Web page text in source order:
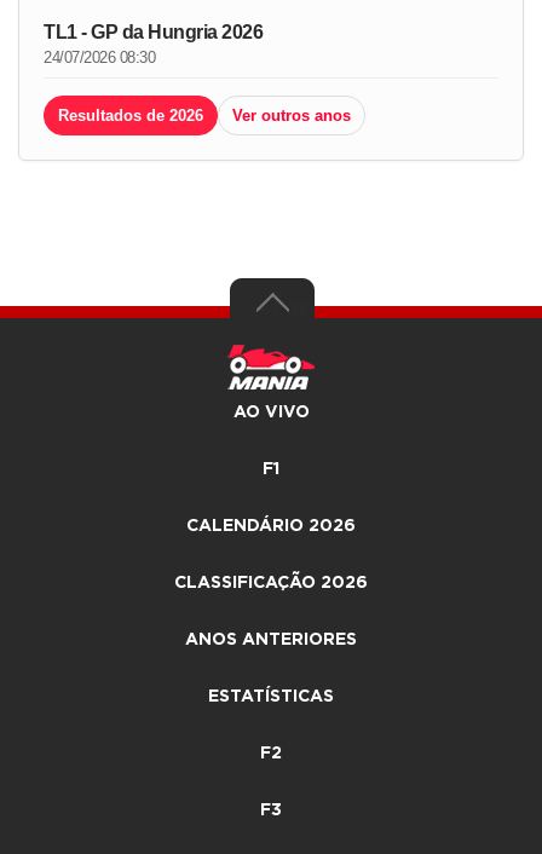
TL1 - GP da Hungria 2026
24/07/2026 08:30
Resultados de 2026 Ver outros anos
AO VIVO
F1
CALENDÁRIO 2026
CLASSIFICAÇÃO 2026
ANOS ANTERIORES
ESTATÍSTICAS
F2
F3